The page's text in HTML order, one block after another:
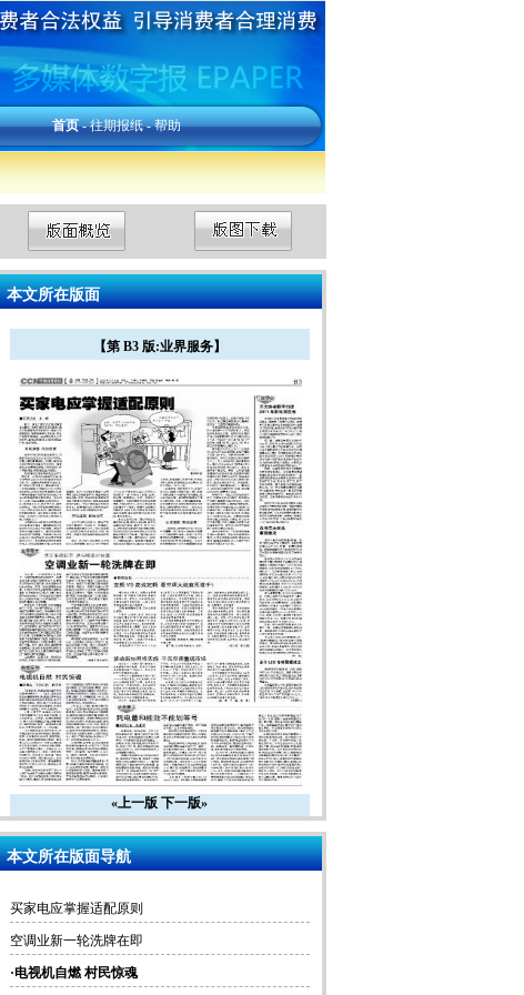
首页-往期报纸-帮助
本文所在版面
【第 B3 版:业界服务】
«上一版 下一版»
本文所在版面导航
买家电应掌握适配原则
空调业新一轮洗牌在即
·电视机自燃 村民惊魂